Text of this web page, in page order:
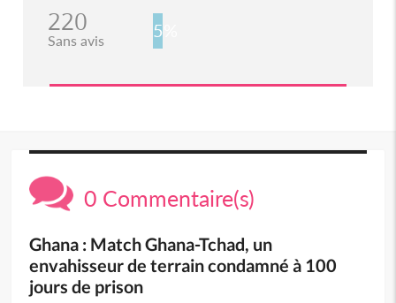
220
Sans avis 5%
0 Commentaire(s)
Ghana : Match Ghana-Tchad, un
envahisseur de terrain condamné à 100
jours de prison